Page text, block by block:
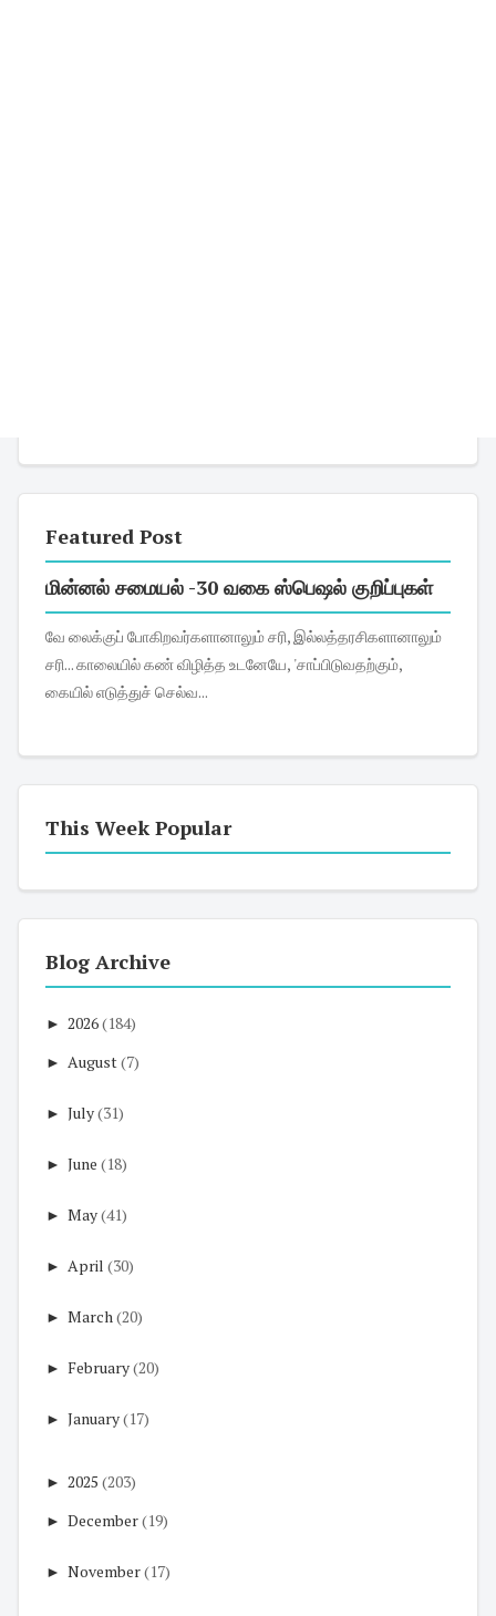
Featured Post
மின்னல் சமையல் -30 வகை ஸ்பெஷல் குறிப்புகள்
வே லைக்குப் போகிறவர்களானாலும் சரி, இல்லத்தரசிகளானாலும்
சரி... காலையில் கண் விழித்த உடனேயே, 'சாப்பிடுவதற்கும்,
கையில் எடுத்துச் செல்வ...
This Week Popular
Blog Archive
► 2026(184)
► August(7)
► July(31)
► June (18)
► May(41)
► April (30)
► March(20)
► February(20)
► January(17)
► 2025 (203)
► December(19)
► November(17)